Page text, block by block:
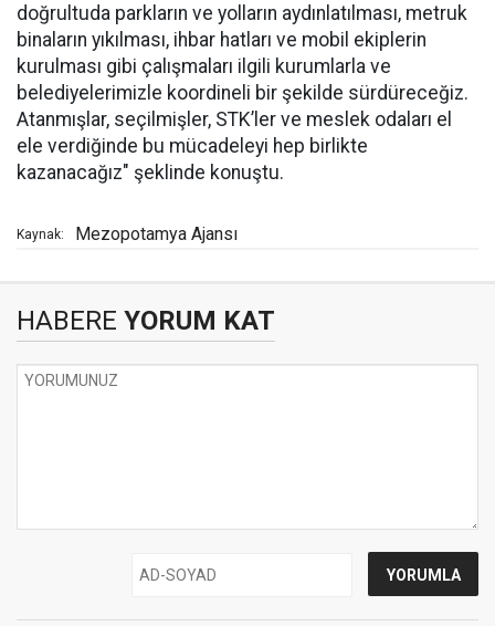
doğrultuda parkların ve yolların aydınlatılması, metruk
binaların yıkılması, ihbar hatları ve mobil ekiplerin
kurulması gibi çalışmaları ilgili kurumlarla ve
belediyelerimizle koordineli bir şekilde sürdüreceğiz.
Atanmışlar, seçilmişler, STK’ler ve meslek odaları el
ele verdiğinde bu mücadeleyi hep birlikte
kazanacağız" şeklinde konuştu.
Kaynak: Mezopotamya Ajansı
HABERE YORUM KAT